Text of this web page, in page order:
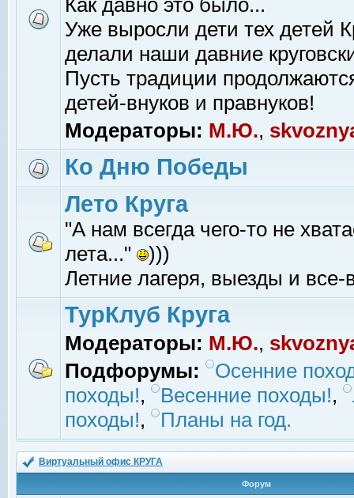
Как давно это было...
Уже выросли дети тех детей
делали наши давние
Пусть традиции
детей-внуков и правнуков!
Модераторы: М.Ю.,
Ко Дню Победы
Лето Круга
"А нам всегда чего-то не
лета..."
)))
Летние лагеря, выезды и все-
ТурКлуб Круга
Модераторы: М.Ю.,
Подфорумы:
Осенние
походы!, Весенние походы!,
походы!, Планы на год.
Виртуальный офис КРУГА
Форум